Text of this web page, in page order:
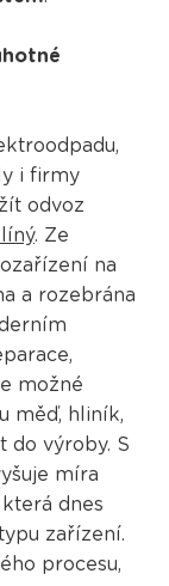
i firmy
odvoz
líný. Ze
na
a rozebrána
možné
měď, hliník,
do výroby. S
míra
dnes
zařízení.
procesu,